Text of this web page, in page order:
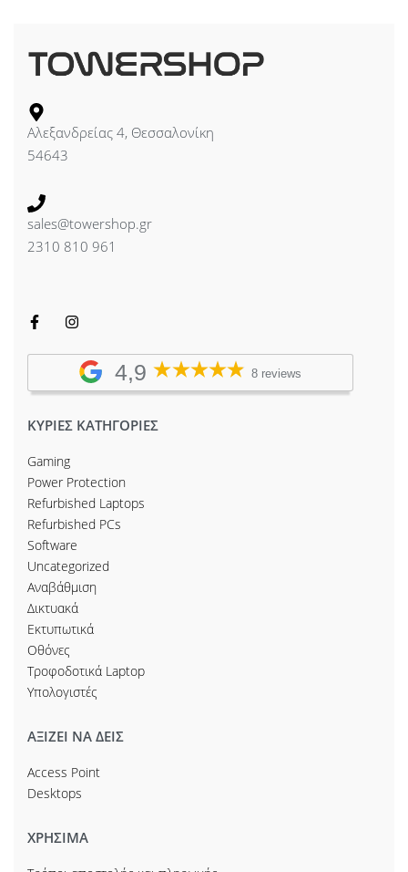
Αλεξανδρείας 4, Θεσσαλονίκη
54643
sales@towershop.gr
2310 810 961
4,9 8 reviews
ΚΥΡΙΕΣ ΚΑΤΗΓΟΡΙΕΣ
Gaming
Power Protection
Refurbished Laptops
Refurbished PCs
Software
Uncategorized
Αναβάθμιση
Δικτυακά
Εκτυπωτικά
Οθόνες
Τροφοδοτικά Laptop
Υπολογιστές
ΑΞΙΖΕΙ ΝΑ ΔΕΙΣ
Access Point
Desktops
ΧΡΗΣΙΜΑ